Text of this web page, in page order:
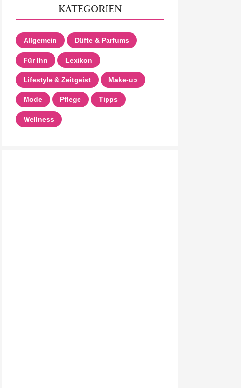
KATEGORIEN
Allgemein Düfte & Parfums
Für Ihn Lexikon
Lifestyle & Zeitgeist Make-up
Mode Pflege Tipps
Wellness